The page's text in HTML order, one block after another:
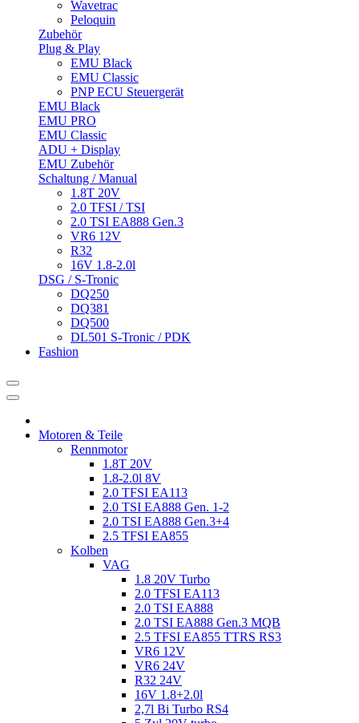
Wavetrac
Peloquin
Zubehör
Plug & Play
EMU Black
EMU Classic
PNP ECU Steuergerät
EMU Black
EMU PRO
EMU Classic
ADU + Display
EMU Zubehör
Schaltung / Manual
1.8T 20V
2.0 TFSI / TSI
2.0 TSI EA888 Gen.3
VR6 12V
R32
16V 1.8-2.0l
DSG / S-Tronic
DQ250
DQ381
DQ500
DL501 S-Tronic / PDK
Fashion
Motoren & Teile
Rennmotor
1.8T 20V
1.8-2.0l 8V
2.0 TFSI EA113
2.0 TSI EA888 Gen. 1-2
2.0 TSI EA888 Gen.3+4
2.5 TFSI EA855
Kolben
VAG
1.8 20V Turbo
2.0 TFSI EA113
2.0 TSI EA888
2.0 TSI EA888 Gen.3 MQB
2.5 TFSI EA855 TTRS RS3
VR6 12V
VR6 24V
R32 24V
16V 1.8+2.0l
2,7l Bi Turbo RS4